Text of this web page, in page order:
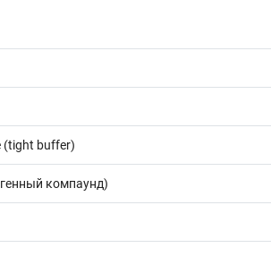
(tight buffer)
компаунд)